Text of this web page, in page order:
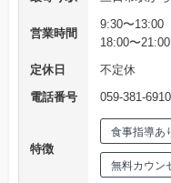
営業時間
9:30〜13:00
18:00〜21:00
定休日
不定休
電話番号
059-381-6910
特徴
食事指導あ
無料カウン